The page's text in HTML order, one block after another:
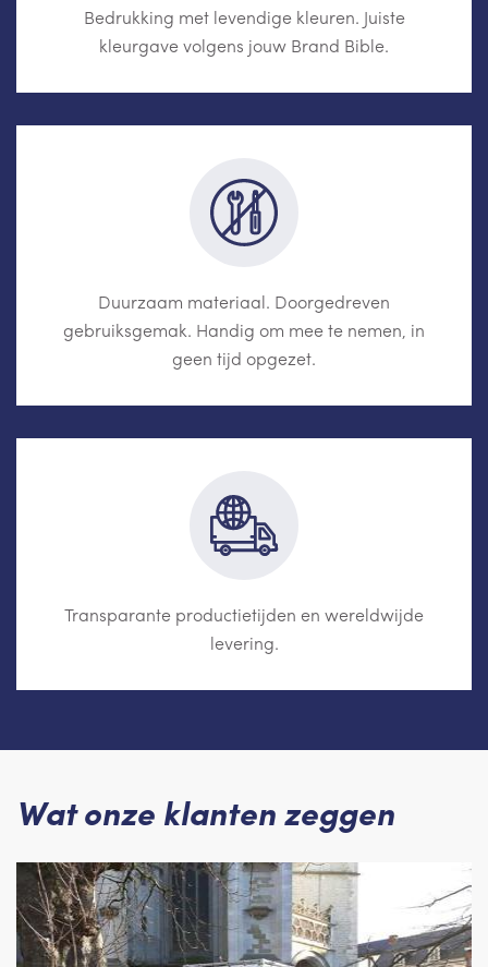
Bedrukking met levendige kleuren. Juiste
kleurgave volgens jouw Brand Bible.
Duurzaam materiaal. Doorgedreven
gebruiksgemak. Handig om mee te nemen, in
geen tijd opgezet.
Transparante productietijden en wereldwijde
levering.
Wat onze klanten zeggen